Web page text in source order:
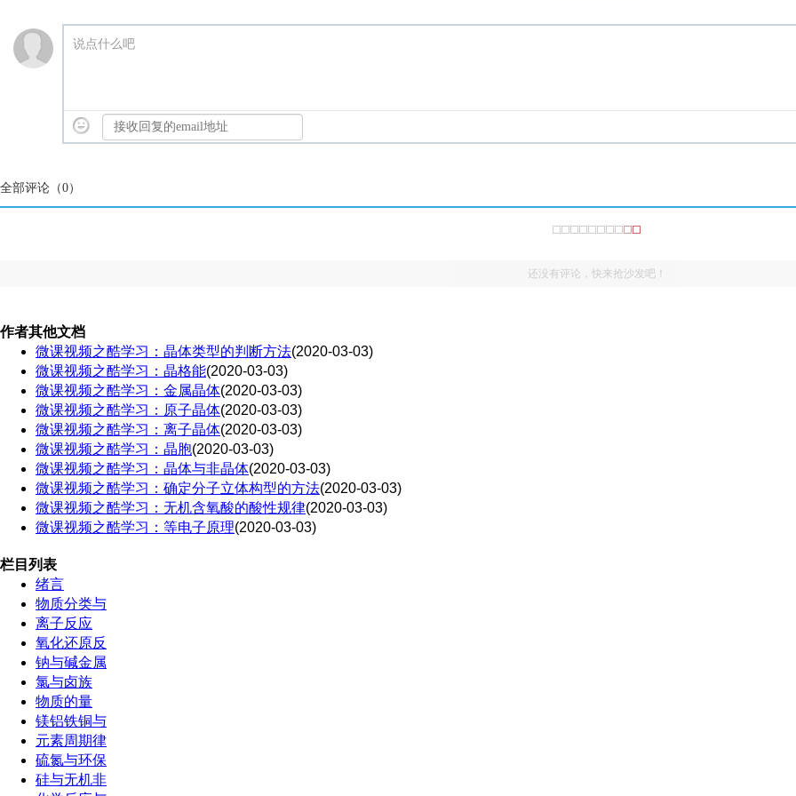
说点什么吧
全部评论（0）
还没有评论，快来抢沙发吧！
作者其他文档
微课视频之酷学习：晶体类型的判断方法(2020-03-03)
微课视频之酷学习：晶格能(2020-03-03)
微课视频之酷学习：金属晶体(2020-03-03)
微课视频之酷学习：原子晶体(2020-03-03)
微课视频之酷学习：离子晶体(2020-03-03)
微课视频之酷学习：晶胞(2020-03-03)
微课视频之酷学习：晶体与非晶体(2020-03-03)
微课视频之酷学习：确定分子立体构型的方法(2020-03-03)
微课视频之酷学习：无机含氧酸的酸性规律(2020-03-03)
微课视频之酷学习：等电子原理(2020-03-03)
栏目列表
绪言
物质分类与
离子反应
氧化还原反
钠与碱金属
氯与卤族
物质的量
镁铝铁铜与
元素周期律
硫氮与环保
硅与无机非